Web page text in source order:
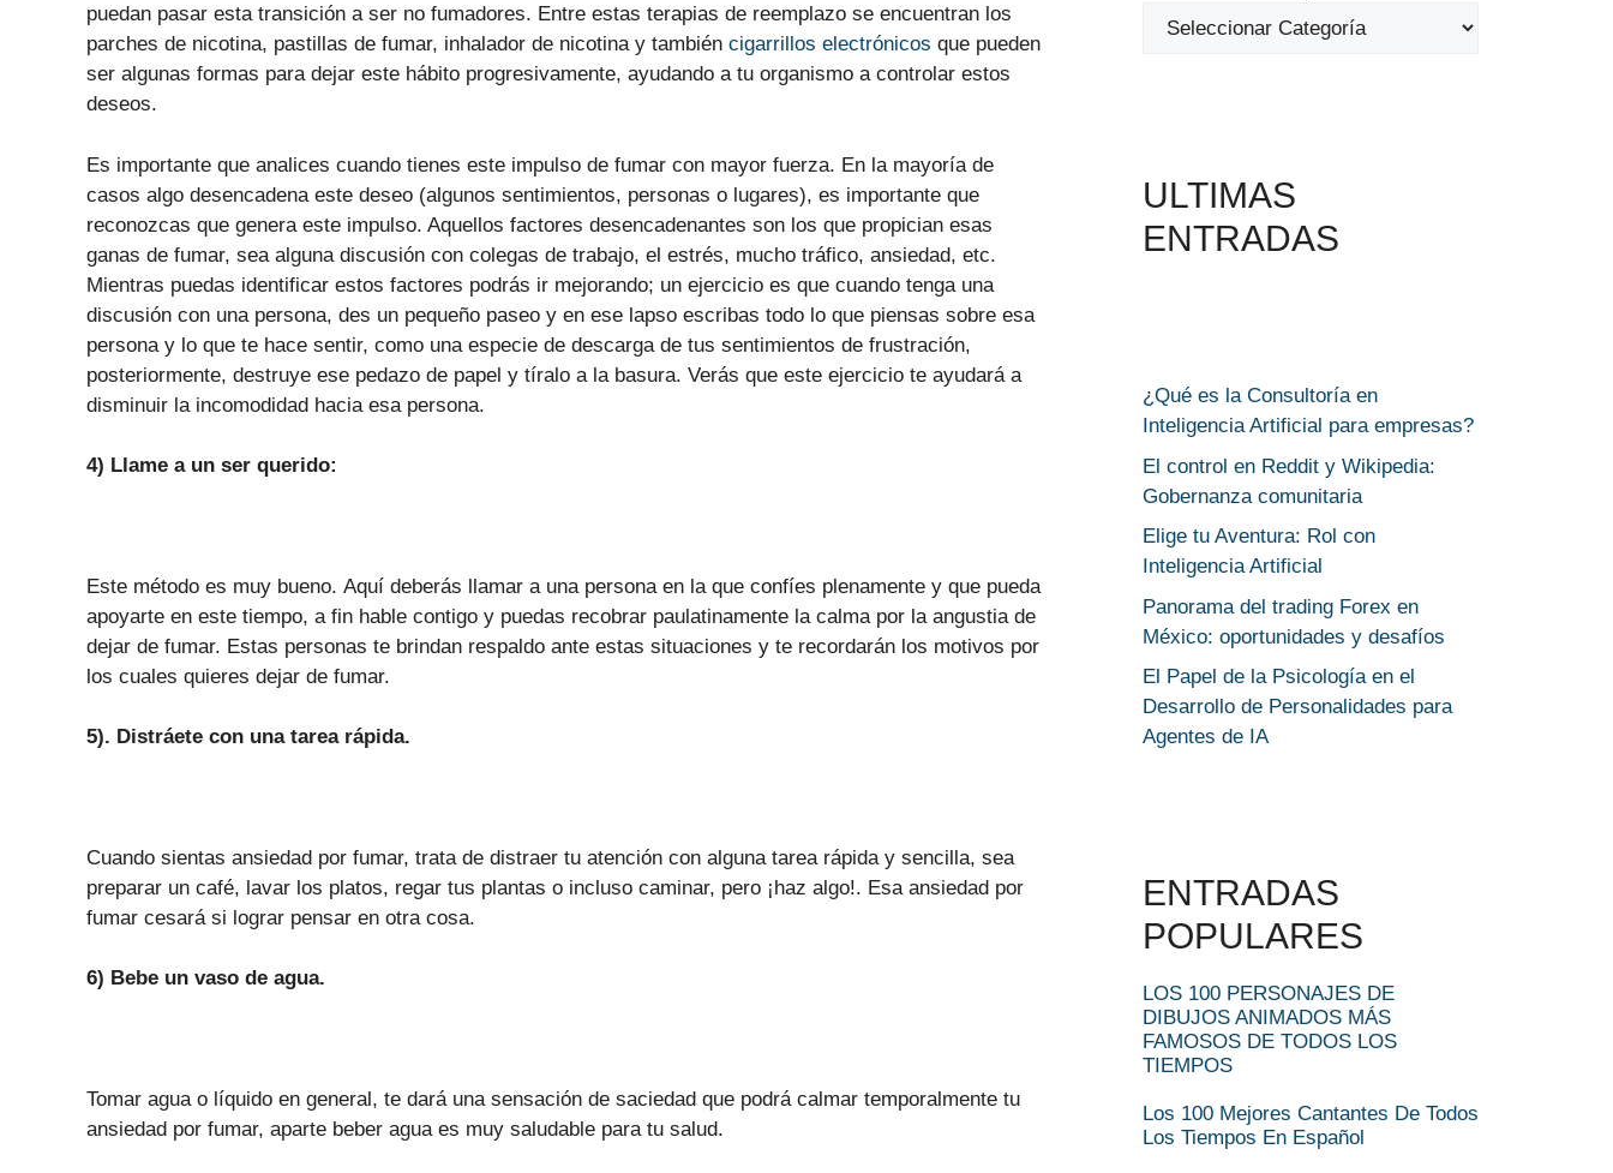
puedan pasar esta transición a ser no fumadores. Entre estas terapias de reemplazo se encuentran los
parches de nicotina, pastillas de fumar, inhalador de nicotina y también cigarrillos electrónicos que pueden
ser algunas formas para dejar este hábito progresivamente, ayudando a tu organismo a controlar estos
deseos.
Es importante que analices cuando tienes este impulso de fumar con mayor fuerza. En la mayoría de
casos algo desencadena este deseo (algunos sentimientos, personas o lugares), es importante que
reconozcas que genera este impulso. Aquellos factores desencadenantes son los que propician esas
ganas de fumar, sea alguna discusión con colegas de trabajo, el estrés, mucho tráfico, ansiedad, etc.
Mientras puedas identificar estos factores podrás ir mejorando; un ejercicio es que cuando tenga una
discusión con una persona, des un pequeño paseo y en ese lapso escribas todo lo que piensas sobre esa
persona y lo que te hace sentir, como una especie de descarga de tus sentimientos de frustración,
posteriormente, destruye ese pedazo de papel y tíralo a la basura. Verás que este ejercicio te ayudará a
disminuir la incomodidad hacia esa persona.
4) Llame a un ser querido:
Este método es muy bueno. Aquí deberás llamar a una persona en la que confíes plenamente y que pueda
apoyarte en este tiempo, a fin hable contigo y puedas recobrar paulatinamente la calma por la angustia de
dejar de fumar. Estas personas te brindan respaldo ante estas situaciones y te recordarán los motivos por
los cuales quieres dejar de fumar.
5). Distráete con una tarea rápida.
Cuando sientas ansiedad por fumar, trata de distraer tu atención con alguna tarea rápida y sencilla, sea
preparar un café, lavar los platos, regar tus plantas o incluso caminar, pero ¡haz algo!. Esa ansiedad por
fumar cesará si lograr pensar en otra cosa.
6) Bebe un vaso de agua.
Tomar agua o líquido en general, te dará una sensación de saciedad que podrá calmar temporalmente tu
ansiedad por fumar, aparte beber agua es muy saludable para tu salud.
ULTIMAS
ENTRADAS
¿Qué es la Consultoría en
Inteligencia Artificial para empresas?
El control en Reddit y Wikipedia:
Gobernanza comunitaria
Elige tu Aventura: Rol con
Inteligencia Artificial
Panorama del trading Forex en
México: oportunidades y desafíos
El Papel de la Psicología en el
Desarrollo de Personalidades para
Agentes de IA
ENTRADAS
POPULARES
LOS 100 PERSONAJES DE
DIBUJOS ANIMADOS MÁS
FAMOSOS DE TODOS LOS
TIEMPOS
Los 100 Mejores Cantantes De Todos
Los Tiempos En Español